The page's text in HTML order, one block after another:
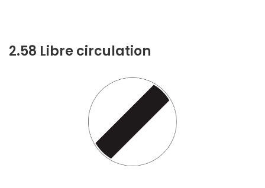
2.58 Libre circulation